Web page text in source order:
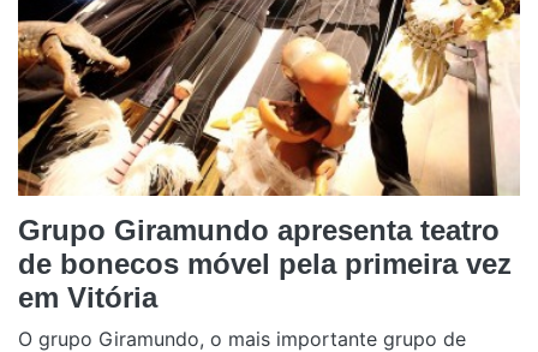
Grupo Giramundo apresenta teatro
de bonecos móvel pela primeira vez
em Vitória
O grupo Giramundo, o mais importante grupo de